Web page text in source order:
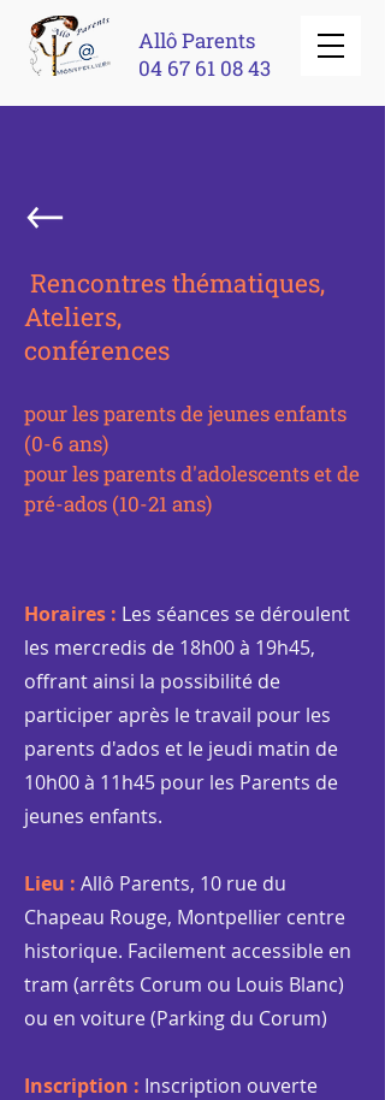
Allô Parents
04 67 61 08 43
Rencontres thématiques,
Ateliers,
conférences
pour les parents de jeunes enfants
(0-6 ans)
pour les parents d'adolescents et de
pré-ados (10-21 ans)
Horaires : Les séances se déroulent
les mercredis de 18h00 à 19h45,
offrant ainsi la possibilité de
participer après le travail pour les
parents d'ados et le jeudi matin de
10h00 à 11h45 pour les Parents de
jeunes enfants.
Lieu : Allô Parents, 10 rue du
Chapeau Rouge, Montpellier centre
historique. Facilement accessible en
tram (arrêts Corum ou Louis Blanc)
ou en voiture (Parking du Corum)
Inscription : Inscription ouverte